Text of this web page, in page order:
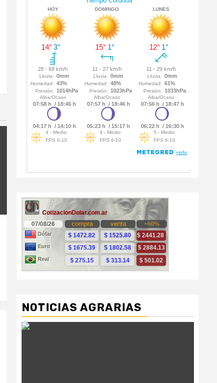
NOTICIAS AGRARIAS